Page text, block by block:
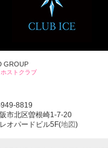
GROUP
ストクラブ
8819
市北区曽根崎1-7-20
オパードビル5F(地図)